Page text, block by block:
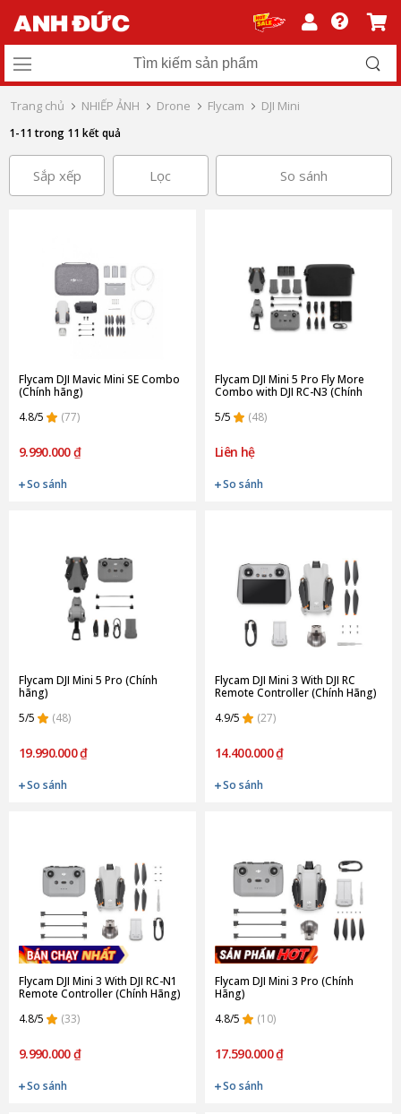
Trang chủ NHIẾP ẢNH Drone Flycam DJI Mini
1-11 trong 11 kết quả
Sắp xếp Lọc So sánh
Flycam DJI Mavic Mini SE Combo
(Chính hãng)
4.8/5
(77)
9.990.000 ₫
So sánh
Flycam DJI Mini 5 Pro Fly More
Combo with DJI RC-N3 (Chính
5/5
(48)
Liên hệ
So sánh
Flycam DJI Mini 5 Pro (Chính
hãng)
5/5
(48)
19.990.000 ₫
So sánh
Flycam DJI Mini 3 With DJI RC
Remote Controller (Chính Hãng)
4.9/5
(27)
14.400.000 ₫
So sánh
Flycam DJI Mini 3 With DJI RC-N1
Remote Controller (Chính Hãng)
4.8/5
(33)
9.990.000 ₫
So sánh
Flycam DJI Mini 3 Pro (Chính
Hãng)
4.8/5
(10)
17.590.000 ₫
So sánh